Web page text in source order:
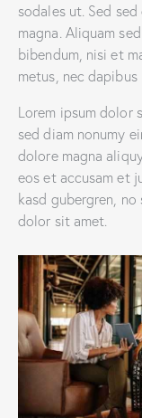
sodales ut. Sed
magna. Aliquam
bibendum, nisi et
metus, nec
Lorem ipsum dolor
sed diam nonumy
dolore magna
eos et accusam et
kasd gubergren,
dolor sit amet.